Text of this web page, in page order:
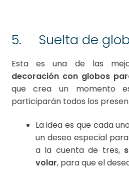
5. Suelta de
Esta es una de las
decoración con globos
que crea un momento
participarán todos los
La idea es que cada
un deseo especial
a la cuenta de tres,
volar, para que el